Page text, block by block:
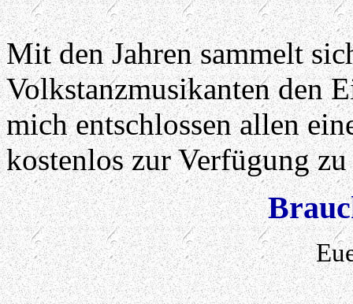
Mit den Jahren sammelt
Volkstanzmusikanten den
mich entschlossen allen
kostenlos zur Verfügung